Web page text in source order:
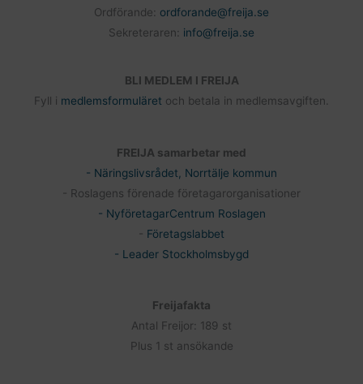
Ordförande: ordforande@freija.se
Sekreteraren: info@freija.se
BLI MEDLEM I FREIJA
Fyll i medlemsformuläret och betala in medlemsavgiften.
FREIJA samarbetar med
- Näringslivsrådet, Norrtälje kommun
- Roslagens förenade företagarorganisationer
- NyföretagarCentrum Roslagen
Företagslabbet
- Leader Stockholmsbygd
Freijafakta
Antal Freijor: 189 st
Plus 1 st ansökande